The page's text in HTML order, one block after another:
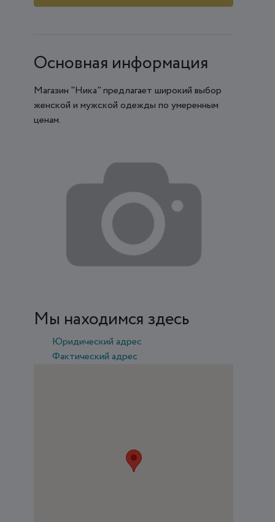
Основная информация
Магазин "Ника" предлагает широкий выбор
женской и мужской одежды по умеренным
ценам.
Мы находимся здесь
Юридический адрес
Фактический адрес